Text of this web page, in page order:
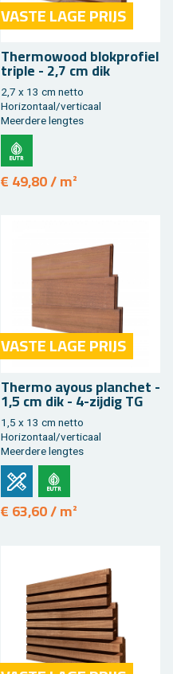
VASTE LAGE PRIJS
Ther­mo­wood blok­pro­fiel
tri­ple - 2,7 cm dik
2,7 x 13 cm netto
Ho­ri­zon­taal/ver­ti­caal
Meer­de­re leng­tes
€ 49,80 / m²
VASTE LAGE PRIJS
Ther­mo ayous plan­chet -
1,5 cm dik - 4-zij­dig TG
1,5 x 13 cm netto
Ho­ri­zon­taal/ver­ti­caal
Meer­de­re leng­tes
€ 63,60 / m²